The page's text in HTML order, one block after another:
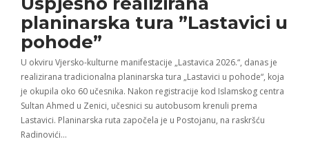
planinarska tura ”Lastavici u
pohode”
U okviru Vjersko-kulturne manifestacije „Lastavica 2026.“, danas je
realizirana tradicionalna planinarska tura „Lastavici u pohode“, koja
je okupila oko 60 učesnika. Nakon registracije kod Islamskog centra
Sultan Ahmed u Zenici, učesnici su autobusom krenuli prema
Lastavici. Planinarska ruta započela je u Postojanu, na raskršću
Radinovići…